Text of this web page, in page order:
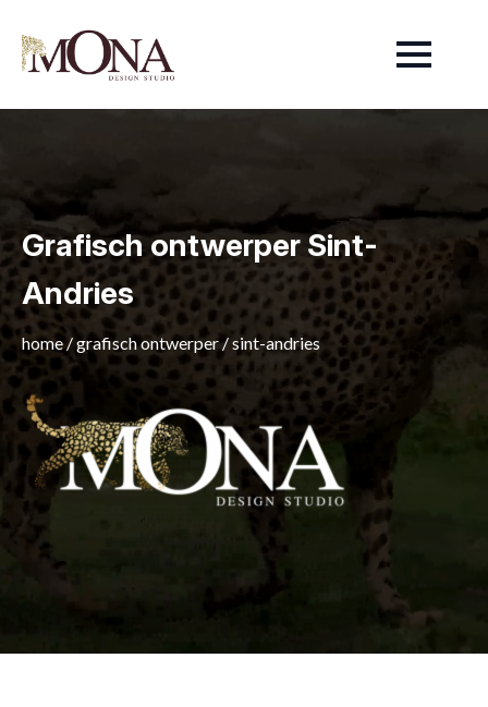
Grafisch ontwerper Sint-
Andries
home/grafisch ontwerper/sint-andries